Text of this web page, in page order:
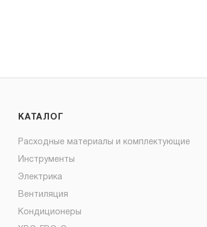
КАТАЛОГ
Расходные материалы и комплектующие
Инструменты
Электрика
Вентиляция
Кондиционеры